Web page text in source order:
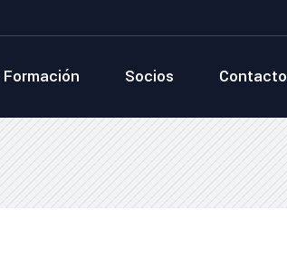
Formación Socios Contacto